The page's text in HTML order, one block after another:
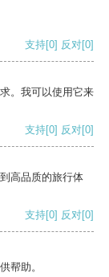
支持[0] 反对[0]
。我可以使用它来
支持[0] 反对[0]
高品质的旅行体
支持[0] 反对[0]
帮助。